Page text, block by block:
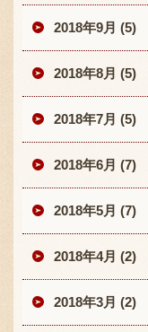
2018年9月 (5)
2018年8月 (5)
2018年7月 (5)
2018年6月 (7)
2018年5月 (7)
2018年4月 (2)
2018年3月 (2)